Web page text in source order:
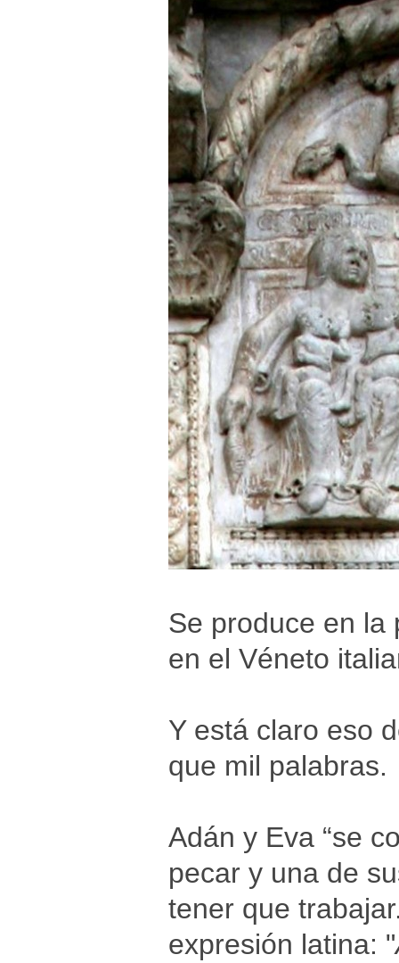
Se produce en la
en el Véneto
Y está claro eso
que mil palabras.
Adán y Eva “se
pecar y una de
tener que
expresión latina: "